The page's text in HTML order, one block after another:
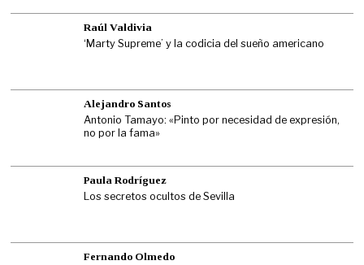
Raúl Valdivia
‘Marty Supreme’ y la codicia del sueño americano
Alejandro Santos
Antonio Tamayo: «Pinto por necesidad de expresión,
no por la fama»
Paula Rodríguez
Los secretos ocultos de Sevilla
Fernando Olmedo